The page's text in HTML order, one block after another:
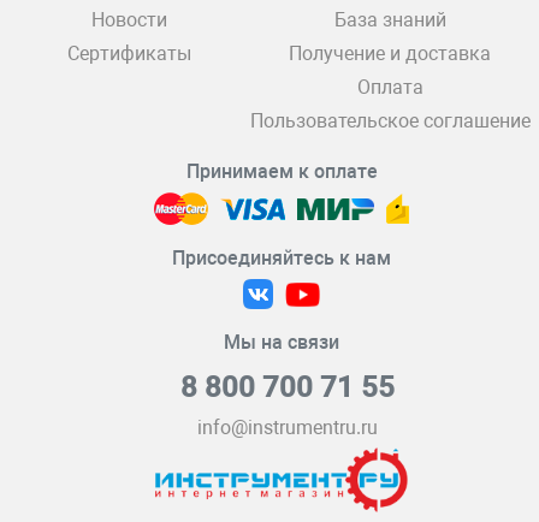
Новости
Сертификаты
База знаний
Получение и доставка
Оплата
Пользовательское соглашение
Принимаем к оплате
Присоединяйтесь к нам
Мы на связи
8 800 700 71 55
info@instrumentru.ru